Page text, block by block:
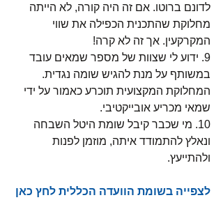
לדונם ברוטו. אם זה היה קורה, לא הייתה
מחלוקת שהתכנית הכפילה את שווי
המקרקעין. אך זה לא קרה!
9. ידוע לי שצוות של מספר שמאים עובד
במשותף על מנת להגיש שומה נגדית.
המחלוקת המקצועית תוכרע כאמור על ידי
שמאי מכריע אובייקטיבי.
10. מי שכבר קיבל שומת היטל השבחה
ונאלץ להתמודד איתה, מוזמן לפנות
ולהתייעץ.
לצפייה בשומת הוועדה הכללית לחץ כאן